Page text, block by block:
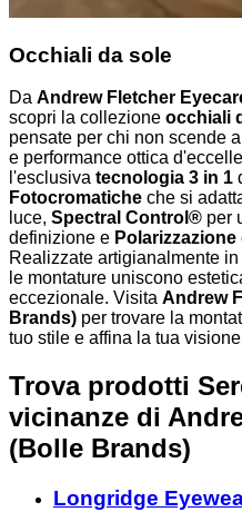
Occhiali da sole
Da Andrew Fletcher
scopri la collezione occhiali
pensate per chi non scende
e performance ottica
l'esclusiva tecnologia 3 in 1
Fotocromatiche che si
luce, Spectral Control® per
definizione e Polarizzazione
Realizzate artigianalmente
le montature uniscono
eccezionale. Visita Andrew
Brands) per trovare la
tuo stile e affina la tua
Trova prodotti
vicinanze di
(Bolle Brands)
Longridge